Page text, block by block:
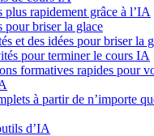
rapidement grâce à l’IA
pour briser la glace
et des idées pour briser la
pour terminer le cours IA
formatives rapides pour
à partir de n’importe
d’IA